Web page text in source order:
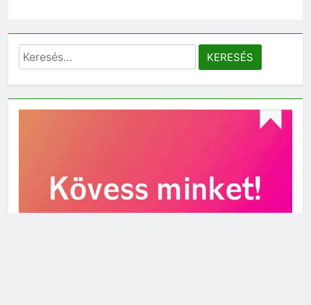
Keresés: